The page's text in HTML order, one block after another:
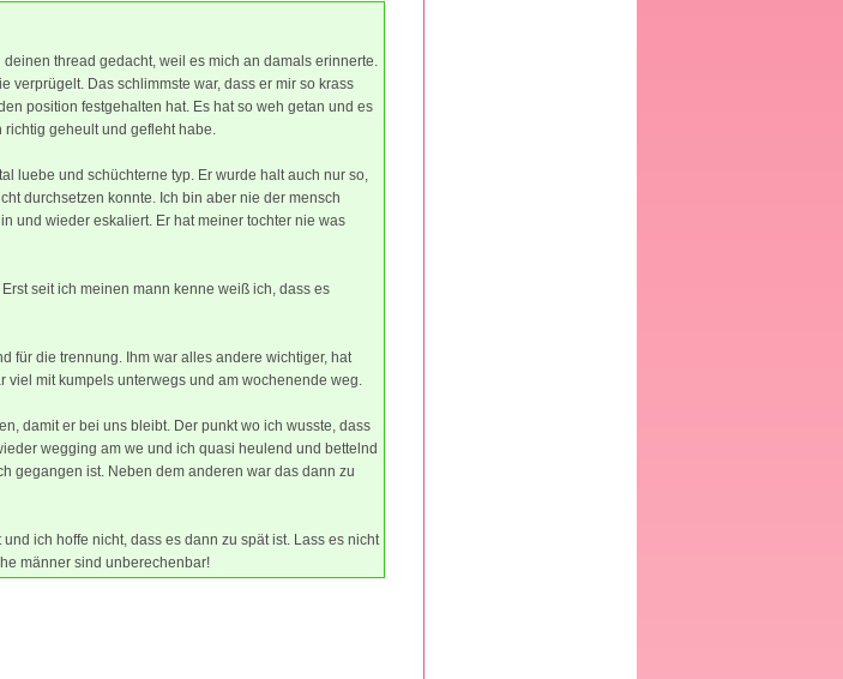
thread gedacht, weil es mich an damals erinnerte.
verprügelt. Das schlimmste war, dass er mir so krass
position festgehalten hat. Es hat so weh getan und es
geheult und gefleht habe.
luebe und schüchterne typ. Er wurde halt auch nur so,
durchsetzen konnte. Ich bin aber nie der mensch
und wieder eskaliert. Er hat meiner tochter nie was
seit ich meinen mann kenne weiß ich, dass es
für die trennung. Ihm war alles andere wichtiger, hat
mit kumpels unterwegs und am wochenende weg.
damit er bei uns bleibt. Der punkt wo ich wusste, dass
wegging am we und ich quasi heulend und bettelnd
gegangen ist. Neben dem anderen war das dann zu
ich hoffe nicht, dass es dann zu spät ist. Lass es nicht
männer sind unberechenbar!